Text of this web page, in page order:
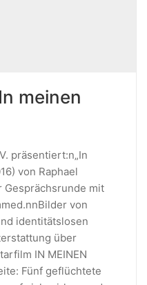
meinen
präsentiert:n„In
von Raphael
Gesprächsrunde mit
von
identitätslosen
über
IN MEINEN
Fünf geflüchtete